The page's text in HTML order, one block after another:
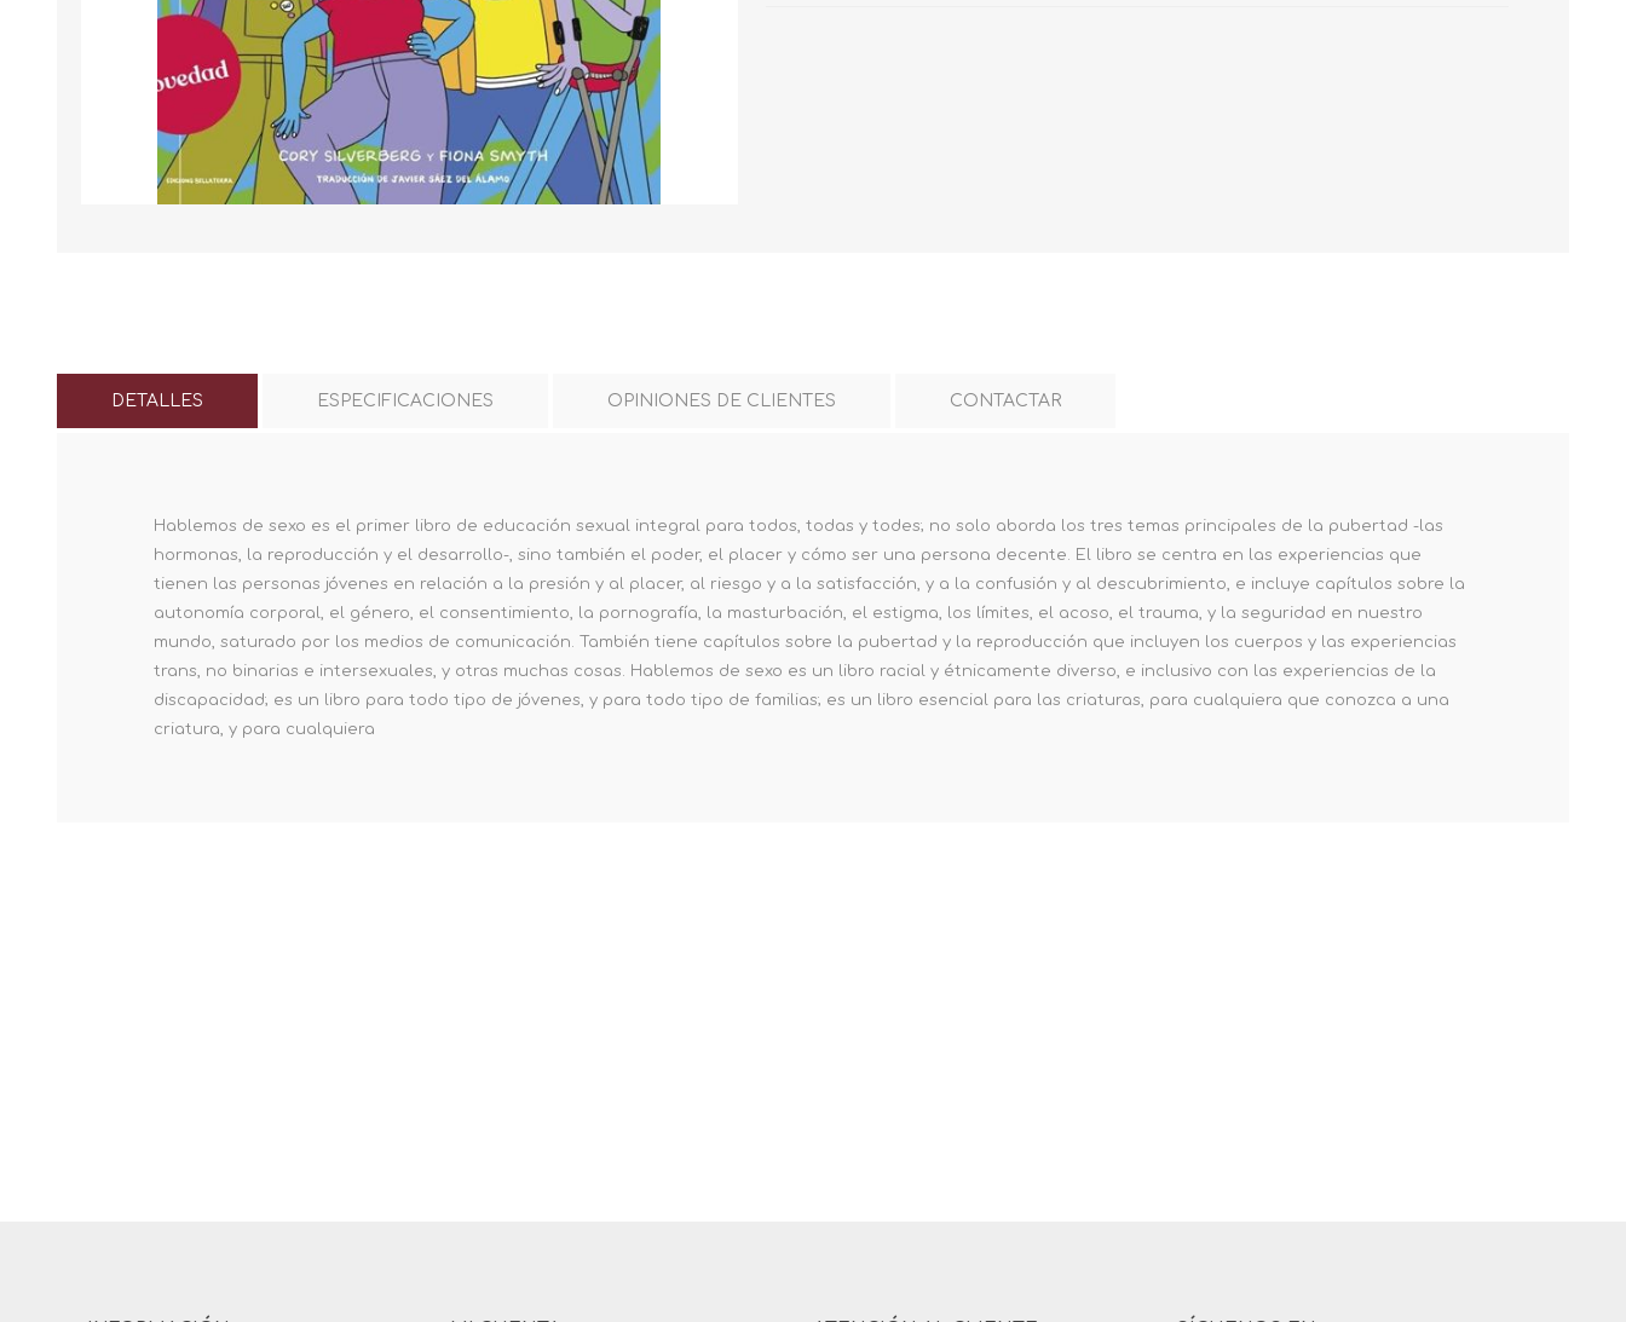
DETALLES ESPECIFICACIONES OPINIONES DE CLIENTES CONTACTAR
Hablemos de sexo es el primer libro de educación sexual integral para todos, todas y todes; no solo aborda los tres temas principales de la pubertad -las
hormonas, la reproducción y el desarrollo-, sino también el poder, el placer y cómo ser una persona decente. El libro se centra en las experiencias que
tienen las personas jóvenes en relación a la presión y al placer, al riesgo y a la satisfacción, y a la confusión y al descubrimiento, e incluye capítulos sobre la
autonomía corporal, el género, el consentimiento, la pornografía, la masturbación, el estigma, los límites, el acoso, el trauma, y la seguridad en nuestro
mundo, saturado por los medios de comunicación. También tiene capítulos sobre la pubertad y la reproducción que incluyen los cuerpos y las experiencias
trans, no binarias e intersexuales, y otras muchas cosas. Hablemos de sexo es un libro racial y étnicamente diverso, e inclusivo con las experiencias de la
discapacidad; es un libro para todo tipo de jóvenes, y para todo tipo de familias; es un libro esencial para las criaturas, para cualquiera que conozca a una
criatura, y para cualquiera